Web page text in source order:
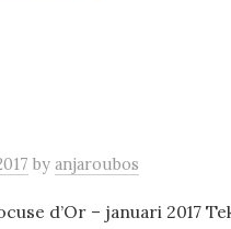
by anjaroubos
d’Or – januari 2017